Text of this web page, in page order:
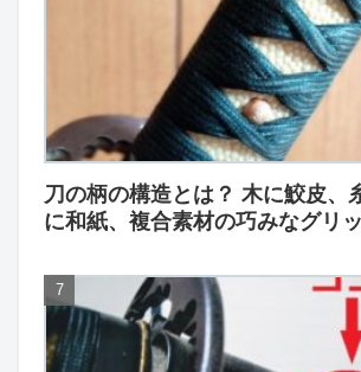
刀の柄の構造とは？ 木に鮫皮、
に和紙、複合素材の巧みなグリッ